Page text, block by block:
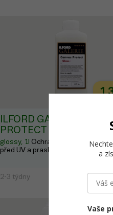
1
ILFORD GALERIE
PROTECT (GCVP)
glossy, 1l Ochrana výtisků na
před UV a prasklinami
2-3 týdny
a
Vaše